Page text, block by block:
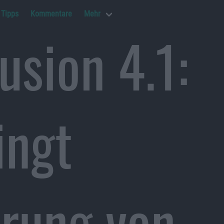
Tipps Kommentare Mehr
4.1: